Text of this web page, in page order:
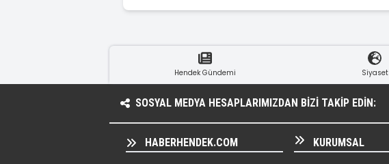
Hendek Gündemi Siyaset
SOSYAL MEDYA HESAPLARIMIZDAN BIZI TAKIP EDIN:
HABERHENDEK.COM KURUMSAL